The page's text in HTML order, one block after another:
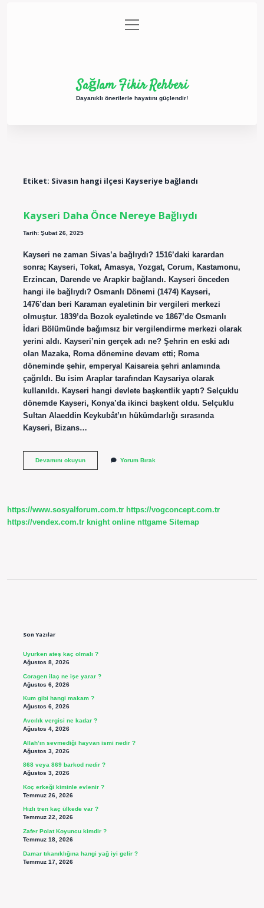
Gizlilik Politikası
menüyü
aç
Sağlam Fikir Rehberi
Dayanıklı önerilerle hayatını güçlendir!
Etiket: Sivasın hangi ilçesi Kayseriye bağlandı
Kayseri Daha Önce Nereye Bağlıydı
Tarih: Şubat 26, 2025
Kayseri ne zaman Sivas’a bağlıydı? 1516’daki karardan
sonra; Kayseri, Tokat, Amasya, Yozgat, Corum, Kastamonu,
Erzincan, Darende ve Arapkir bağlandı. Kayseri önceden
hangi ile bağlıydı? Osmanlı Dönemi (1474) Kayseri,
1476’dan beri Karaman eyaletinin bir vergileri merkezi
olmuştur. 1839’da Bozok eyaletinde ve 1867’de Osmanlı
İdari Bölümünde bağımsız bir vergilendirme merkezi olarak
yerini aldı. Kayseri’nin gerçek adı ne? Şehrin en eski adı
olan Mazaka, Roma dönemine devam etti; Roma
döneminde şehir, emperyal Kaisareia şehri anlamında
çağrıldı. Bu isim Araplar tarafından Kaysariya olarak
kullanıldı. Kayseri hangi devlete başkentlik yaptı? Selçuklu
dönemde Kayseri, Konya’da ikinci başkent oldu. Selçuklu
Sultan Alaeddin Keykubât’ın hükümdarlığı sırasında
Kayseri, Bizans…
Devamını okuyunKayseri
Yorum Bırak
https://www.sosyalforum.com.tr https://vogconcept.com.tr
https://vendex.com.tr knight online nttgame Sitemap
Son Yazılar
Uyurken ateş kaç olmalı ?
Ağustos 8, 2026
Coragen ilaç ne işe yarar ?
Ağustos 6, 2026
Kum gibi hangi makam ?
Ağustos 6, 2026
Avcılık vergisi ne kadar ?
Ağustos 4, 2026
Allah’ın sevmediği hayvan ismi nedir ?
Ağustos 3, 2026
868 veya 869 barkod nedir ?
Ağustos 3, 2026
Koç erkeği kiminle evlenir ?
Temmuz 26, 2026
Hızlı tren kaç ülkede var ?
Temmuz 22, 2026
Zafer Polat Koyuncu kimdir ?
Temmuz 18, 2026
Damar tıkanıklığına hangi yağ iyi gelir ?
Temmuz 17, 2026